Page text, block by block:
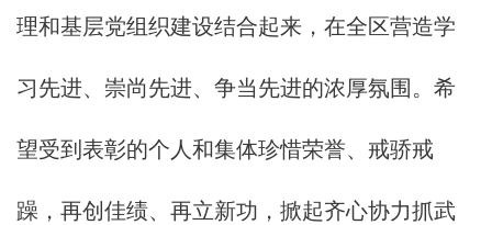
理和基层党组织建设结合起来，在全区营造学
习先进、崇尚先进、争当先进的浓厚氛围。希
望受到表彰的个人和集体珍惜荣誉、戒骄戒
躁，再创佳绩、再立新功，掀起齐心协力抓武